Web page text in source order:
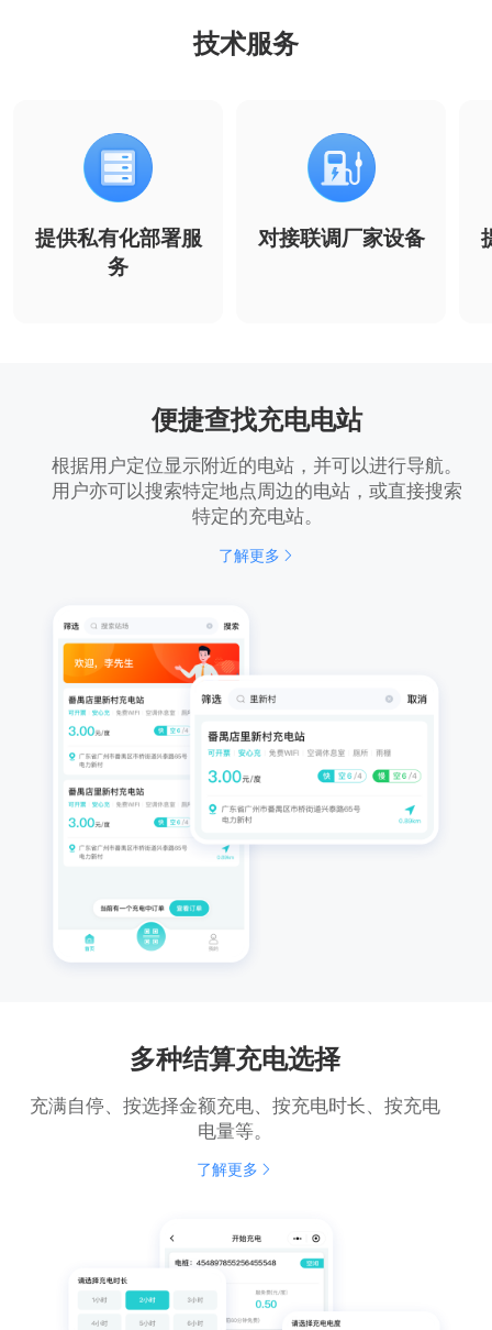
技术服务
提供私有化部署服
务
对接联调厂家设备
便捷查找充电电站
根据用户定位显示附近的电站，并可以进行导航。
用户亦可以搜索特定地点周边的电站，或直接搜索
特定的充电站。
了解更多
多种结算充电选择
充满自停、按选择金额充电、按充电时长、按充电
电量等。
了解更多